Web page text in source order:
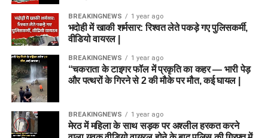
BREAKINGNEWS 1 year ago
भदोही में खाकी शर्मसार: रिश्वत लेते पकड़े गए पुलिसकर्मी,
वीडियो वायरल |
BREAKINGNEWS 1 year ago
“चकराता के टाइगर फॉल में प्रकृति का कहर — भारी पेड़
और पत्थरों के गिरने से 2 की मौके पर मौत, कई घायल |
BREAKINGNEWS 1 year ago
मेरठ में महिला के साथ सड़क पर अश्लील हरकत करने